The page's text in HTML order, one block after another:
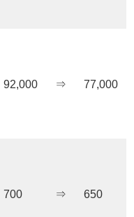
92,000 ⇒ 77,000
700 ⇒ 650